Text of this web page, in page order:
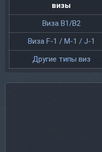
визы
Виза B1/B2
Виза F-1 / M-1 / J-1
Другие типы виз